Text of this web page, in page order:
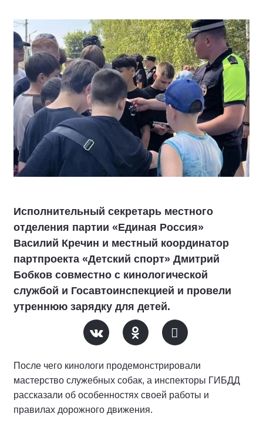
Исполнительный секретарь местного
отделения партии «Единая Россия»
Василий Кречин и местный координатор
партпроекта «Детский спорт» Дмитрий
Бобков совместно с кинологической
службой и Госавтоинспекцией и провели
утреннюю зарядку для детей.
После чего кинологи продемонстрировали
мастерство служебных собак, а инспекторы ГИБДД
рассказали об особенностях своей работы и
правилах дорожного движения.